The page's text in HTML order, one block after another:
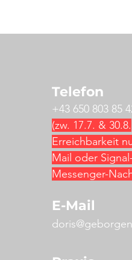
Telefon
+43 650 803 85
(zw. 17.7. & 30.8.
Erreichbarkeit
Mail oder
Messenger-
E-Mail